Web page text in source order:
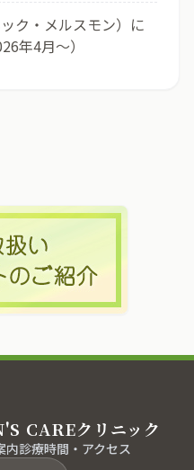
ク・メルスモン）に
年4月〜）
CAREクリニック
内診療時間・アクセス